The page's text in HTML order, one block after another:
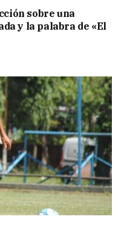
sobre una
y la palabra de «El